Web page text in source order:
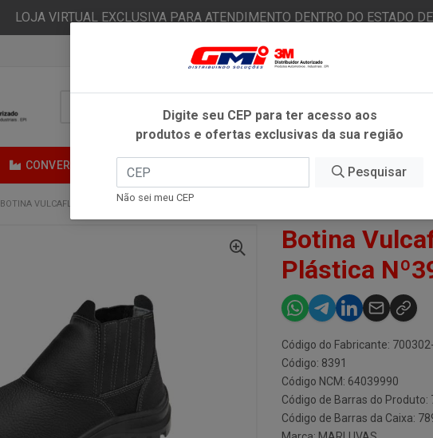
LOJA VIRTUAL EXCLUSIVA PARA ATENDIMENTO DENTRO DO ESTADO
Já é cliente? - Entrar
CONVERSÃO FITAS ADESIVAS ESTÉTICA AUTOMOTIVA
BOTINA VULCAFLEX 10VB48 BIQ PLÁSTICA Nº39 - MARLUVAS
Botina
Plástica
Código do Fabricante:
Código: 8391
Código NCM: 64039990
Código de Barras do
Código de Barras da Caixa:
Digite seu CEP para ter acesso aos
produtos e ofertas exclusivas da sua região
Pesquisar
Não sei meu CEP